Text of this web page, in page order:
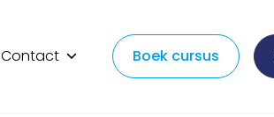
Contact Boek cursus